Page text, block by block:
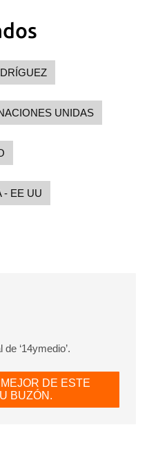
UNIDAS
- EE UU
‘14ymedio’.
DE ESTE
BUZÓN.